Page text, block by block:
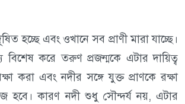
হচ্ছে এবং ওখানে সব প্রাণী মারা যাচ্ছে।
বিশেষ করে তরুণ প্রজন্মকে এটার দায়িত্ব
করা এবং নদীর সঙ্গে যুক্ত প্রাণকে রক্ষা
হবে। কারণ নদী শুধু সৌন্দর্য নয়, এটার